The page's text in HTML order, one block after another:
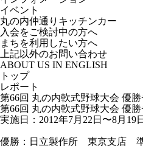
イベント
丸の内仲通りキッチンカー
入会をご検討中の方へ
まちを利用したい方へ
上記以外のお問い合わせ
ABOUT US IN ENGLISH
トップ
レポート
第66回 丸の内軟式野球大会 優
第66回 丸の内軟式野球大会 優
実施日：2012年7月22日〜8月19日
優勝：日立製作所 東京支店